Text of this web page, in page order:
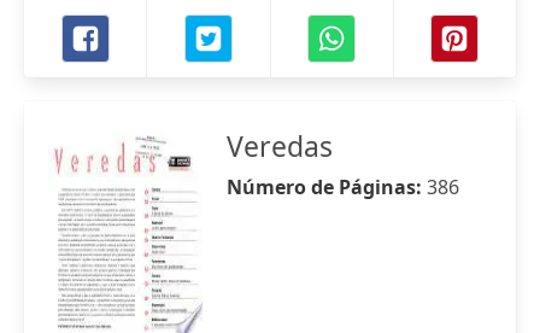
Veredas
Número de Páginas: 386